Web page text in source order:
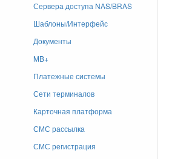
Сервера доступа NAS/BRAS
Шаблоны/Интерфейс
Документы
MB+
Платежные системы
Сети терминалов
Карточная платформа
СМС рассылка
СМС регистрация